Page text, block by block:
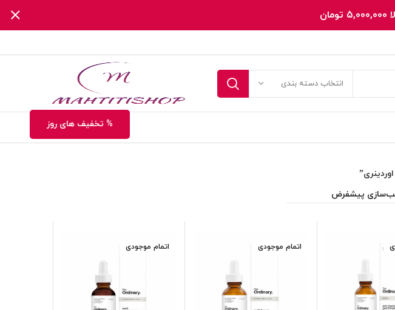
انتخاب دسته بندی
% تخفیف های روز
اتمام موجودی اتمام موجودی